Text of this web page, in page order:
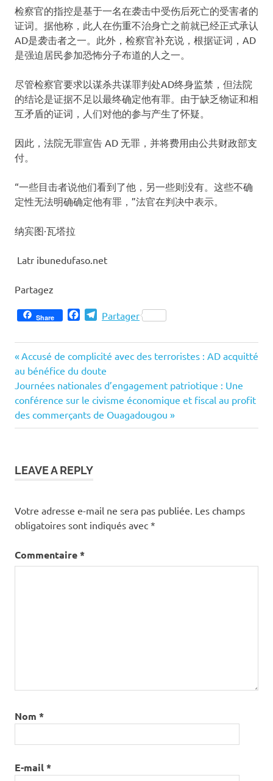
检察官的指控是基于一名在袭击中受伤后死亡的受害者的
证词。据他称，此人在伤重不治身亡之前就已经正式承认
AD是袭击者之一。此外，检察官补充说，根据证词，AD
是强迫居民参加恐怖分子布道的人之一。
尽管检察官要求以谋杀共谋罪判处AD终身监禁，但法院
的结论是证据不足以最终确定他有罪。由于缺乏物证和相
互矛盾的证词，人们对他的参与产生了怀疑。
因此，法院无罪宣告 AD 无罪，并将费用由公共财政部支
付。
“一些目击者说他们看到了他，另一些则没有。这些不确
定性无法明确确定他有罪，”法官在判决中表示。
纳宾图·瓦塔拉
Latr ibunedufaso.net
Partagez
Share FacebookTelegram
Partager
Navigation
de
l’article
Previous
Post:
Accusé de complicité avec des terroristes : AD acquitté
au bénéfice du doute
Next
Post:
Journées nationales d’engagement patriotique : Une
conférence sur le civisme économique et fiscal au profit
des commerçants de Ouagadougou
LEAVE A REPLY
Votre adresse e-mail ne sera pas publiée. Les champs
obligatoires sont indiqués avec *
Commentaire*
Nom *
E-mail*